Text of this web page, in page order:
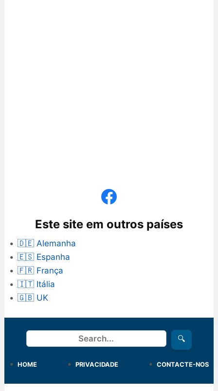
Este site em outros países
🇩🇪 Alemanha
🇪🇸 Espanha
🇫🇷 França
🇮🇹 Itália
🇬🇧 UK
Procurar 🔍
HOME PRIVACIDADE CONTACTE-NOS